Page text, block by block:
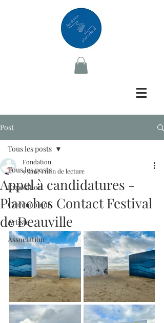
Post
Tous les posts
Exposition
Communiqué
Artiste
Association
Tous les posts
Appel à candidatures -
Planches Contact Festival
de Deauville
Fondation
9 janv.1 min de lecture